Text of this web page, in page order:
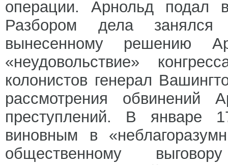
операции. Арнольд подал
Разбором дела занялся
вынесенному решению
«неудовольствие»
колонистов генерал
рассмотрения обвинений
преступлений. В январе
виновным в
общественному